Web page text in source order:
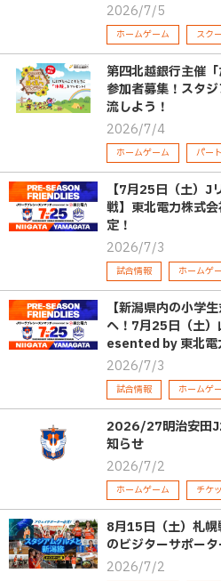
2026/7/5
ホームゲーム スク
第四北越銀行主催「
参加者募集！スタ
流しよう！
2026/7/4
ホームゲーム パー
【7月25日（土）J
戦】東北電力株式
定！
2026/7/3
試合情報 ホームゲ
【新潟県内の小学
へ！7月25日（土
esented by 東北電
2026/7/3
試合情報 ホームゲ
2026/27明治安田
知らせ
2026/7/2
ホームゲーム チケ
8月15日（土）札
のビジターサポー
2026/7/2